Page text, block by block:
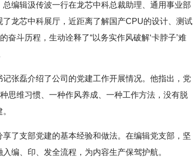
编辑汲传波一行在龙芯中科总裁助理、通用事业部
龙芯中科展厅，近距离了解国产CPU的设计、测试
奋斗历程，生动诠释了“以务实作风破解‘卡脖子’难
张磊介绍了公司的党建工作开展情况。他指出，党
思维习惯、一种作风养成、一种工作方法，没有脱
了支部党建的基本经验和做法。在编辑党支部，坚
编、印、发全流程，为内容生产保驾护航。
育